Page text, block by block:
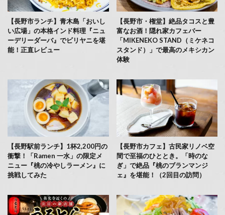
【長野市ランチ】青木島「おいし
い広場」の本格インド料理『ニュ
ーデリーダーバ』でビリヤニを堪
能！正直レビュー
【長野市・権堂】絶品タコスと豊
富なお酒！隠れ家カフェバー
「MIKENEKO STAND（ミケネコ
スタンド）」で最高のメキシカン
体験
【長野駅前ランチ】1杯2,200円の
衝撃！「Ramen 一水」の限定メ
ニュー『桃の冷やしラーメン』に
挑戦してみた
【長野市カフェ】古民家リノベ空
間で至福のひととき。「時のな
ぎ」で絶品『桃のブランマンジ
ェ』を堪能！（2回目の訪問）